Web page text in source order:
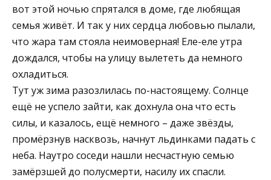
вот этой ночью спрятался в доме, где любящая
семья живёт. И так у них сердца любовью пылали,
что жара там стояла неимоверная! Еле-еле утра
дождался, чтобы на улицу вылететь да немного
охладиться.
Тут уж зима разозлилась по-настоящему. Солнце
ещё не успело зайти, как дохнула она что есть
силы, и казалось, ещё немного – даже звёзды,
промёрзнув насквозь, начнут льдинками падать с
неба. Наутро соседи нашли несчастную семью
замёрзшей до полусмерти, насилу их спасли.